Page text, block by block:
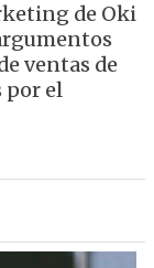
de Oki
ventas de
por el